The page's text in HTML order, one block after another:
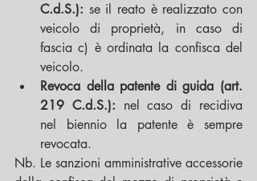
C.d.S.): se il reato è realizzato con
veicolo di proprietà, in caso di
fascia c) è ordinata la confisca del
veicolo.
Revoca della patente di guida (art.
219 C.d.S.): nel caso di recidiva
nel biennio la patente è sempre
revocata.
Nb. Le sanzioni amministrative accessorie